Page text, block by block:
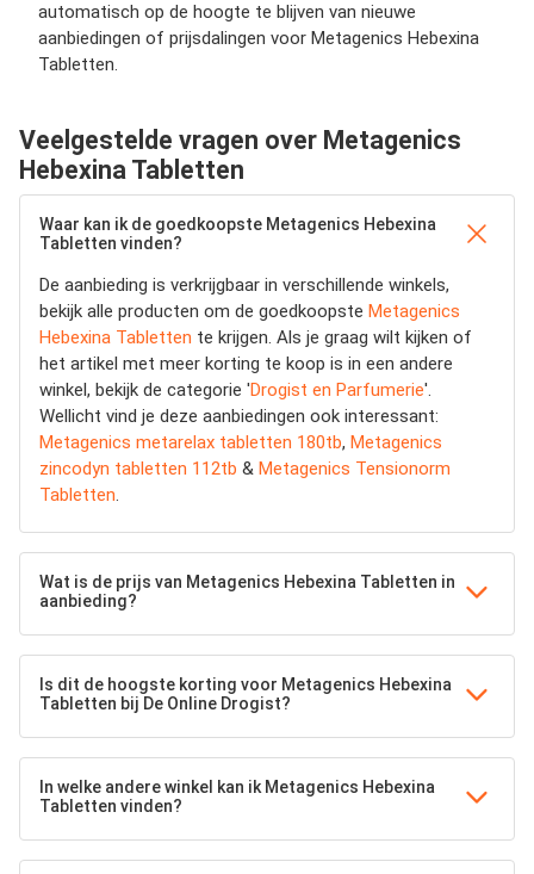
automatisch op de hoogte te blijven van nieuwe
aanbiedingen of prijsdalingen voor Metagenics Hebexina
Tabletten.
Veelgestelde vragen over Metagenics
Hebexina Tabletten
Waar kan ik de goedkoopste Metagenics Hebexina
Tabletten vinden?
De aanbieding is verkrijgbaar in verschillende winkels,
bekijk alle producten om de goedkoopste Metagenics
Hebexina Tabletten te krijgen. Als je graag wilt kijken of
het artikel met meer korting te koop is in een andere
winkel, bekijk de categorie 'Drogist en Parfumerie'.
Wellicht vind je deze aanbiedingen ook interessant:
Metagenics metarelax tabletten 180tb, Metagenics
zincodyn tabletten 112tb & Metagenics Tensionorm
Tabletten.
Wat is de prijs van Metagenics Hebexina Tabletten in
aanbieding?
Is dit de hoogste korting voor Metagenics Hebexina
Tabletten bij De Online Drogist?
In welke andere winkel kan ik Metagenics Hebexina
Tabletten vinden?